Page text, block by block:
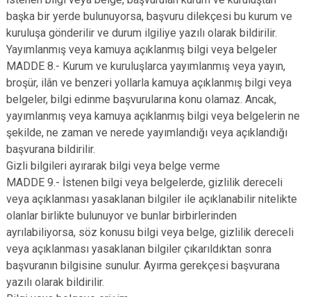
başka bir yerde bulunuyorsa, başvuru dilekçesi bu kurum ve
kuruluşa gönderilir ve durum ilgiliye yazılı olarak bildirilir.
Yayımlanmış veya kamuya açıklanmış bilgi veya belgeler
MADDE 8.- Kurum ve kuruluşlarca yayımlanmış veya yayın,
broşür, ilân ve benzeri yollarla kamuya açıklanmış bilgi veya
belgeler, bilgi edinme başvurularına konu olamaz. Ancak,
yayımlanmış veya kamuya açıklanmış bilgi veya belgelerin ne
şekilde, ne zaman ve nerede yayımlandığı veya açıklandığı
başvurana bildirilir.
Gizli bilgileri ayırarak bilgi veya belge verme
MADDE 9.- İstenen bilgi veya belgelerde, gizlilik dereceli
veya açıklanması yasaklanan bilgiler ile açıklanabilir nitelikte
olanlar birlikte bulunuyor ve bunlar birbirlerinden
ayrılabiliyorsa, söz konusu bilgi veya belge, gizlilik dereceli
veya açıklanması yasaklanan bilgiler çıkarıldıktan sonra
başvuranın bilgisine sunulur. Ayırma gerekçesi başvurana
yazılı olarak bildirilir.